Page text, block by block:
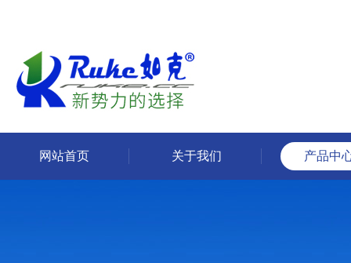
网站首页 关于我们 产品中